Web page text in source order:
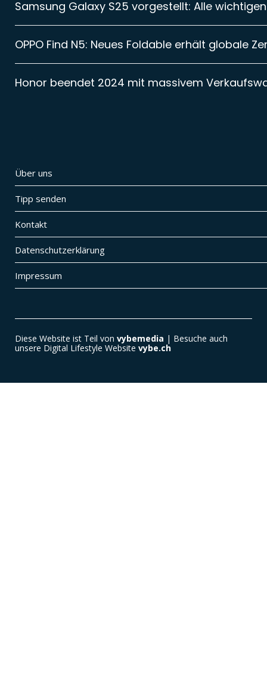
Samsung Galaxy S25 vorgestellt: Alle
OPPO Find N5: Neues Foldable erhält globale
Honor beendet 2024 mit massivem
Über uns
Tipp senden
Kontakt
Datenschutzerklärung
Impressum
Diese Website ist Teil von vybemedia | Besuche auch
unsere Digital Lifestyle Website vybe.ch